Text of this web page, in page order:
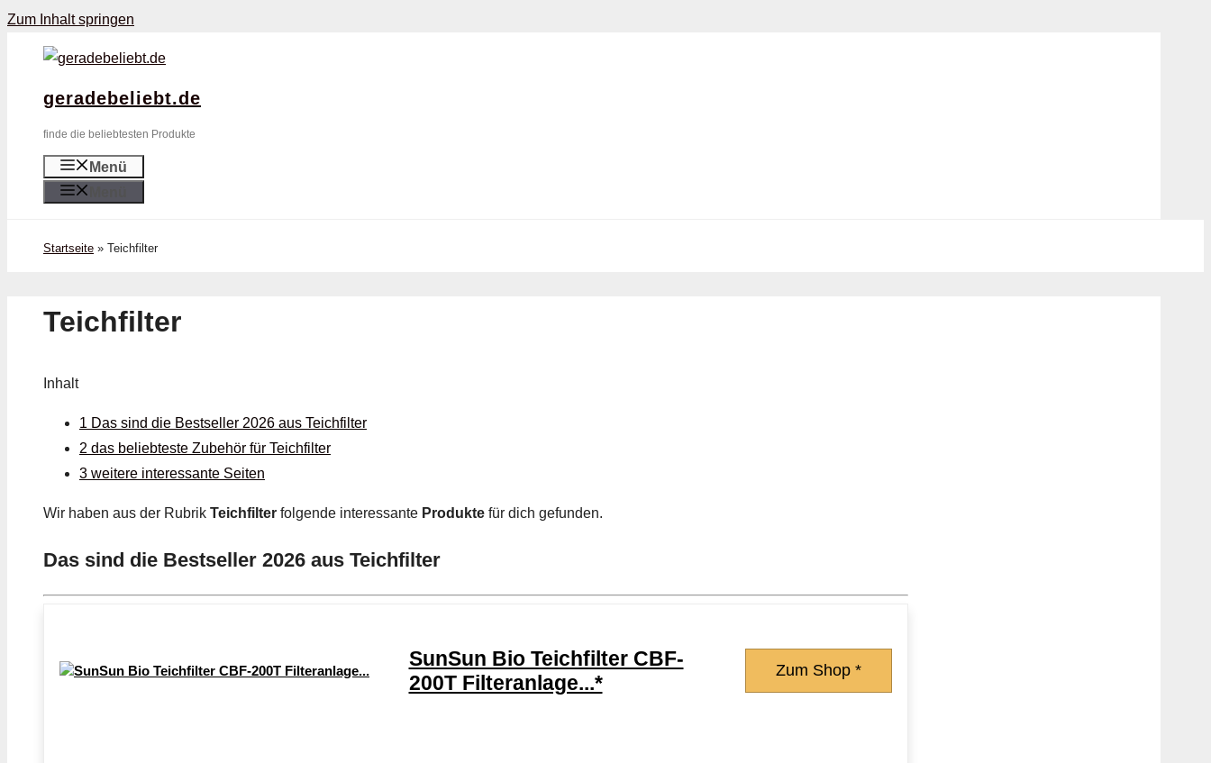
Zum Inhalt springen
geradebeliebt.de
finde die beliebtesten Produkte
Menü
Startseite » Teichfilter
Teichfilter
Inhalt
1 Das sind die Bestseller 2026 aus Teichfilter
2 das beliebteste Zubehör für Teichfilter
3 weitere interessante Seiten
Wir haben aus der Rubrik Teichfilter folgende interessante Produkte für dich gefunden.
Das sind die Bestseller 2026 aus Teichfilter
SunSun Bio Teichfilter CBF-
200T Filteranlage...*
Zum Shop *